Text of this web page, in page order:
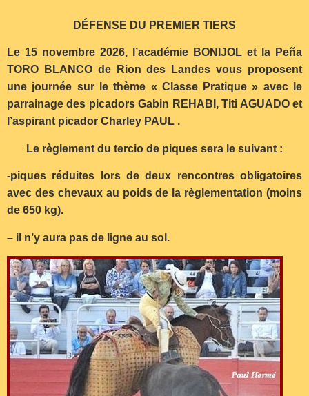
DÉFENSE DU PREMIER TIERS
Le 15 novembre 2026, l’académie BONIJOL et la Peña
TORO BLANCO de Rion des Landes vous proposent
une journée sur le thème « Classe Pratique » avec le
parrainage des picadors Gabin REHABI, Titi AGUADO et
l’aspirant picador Charley PAUL .
Le règlement du tercio de piques sera le suivant :
-piques réduites lors de deux rencontres obligatoires
avec des chevaux au poids de la règlementation (moins
de 650 kg).
– il n’y aura pas de ligne au sol.